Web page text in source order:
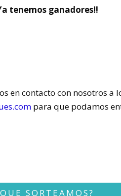
tenemos ganadores!!
en contacto con nosotros
para que podamos
SORTEAMOS?